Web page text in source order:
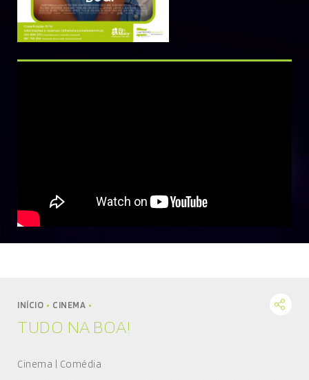
DANÇA
MÚSICA
DIVERSOS
INÍCIO CINEMA
TUDO NA BOA!
Cinema | Comédia